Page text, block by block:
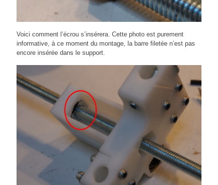
Voici comment l’écrou s’insérera. Cette photo est purement
informative, à ce moment du montage, la barre filetée n’est pas
encore insérée dans le support.